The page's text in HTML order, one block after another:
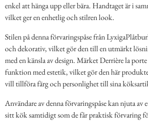
enkel att hänga upp eller bära. Handtaget är i
vilket ger en enhetlig och stilren look.
Stilen på denna förvaringspåse från
och dekorativ, vilket gör den till en utmärkt
med en känsla av design. Märket Derrière la
funktion med estetik, vilket gör den här
vill tillföra färg och personlighet till sina
Användare av denna förvaringspåse kan njuta
sitt kök samtidigt som de får praktisk förvaring